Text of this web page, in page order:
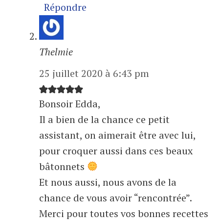
Répondre
Thelmie
25 juillet 2020 à 6:43 pm
Bonsoir Edda,
Il a bien de la chance ce petit
assistant, on aimerait être avec lui,
pour croquer aussi dans ces beaux
bâtonnets
Et nous aussi, nous avons de la
chance de vous avoir “rencontrée”.
Merci pour toutes vos bonnes recettes